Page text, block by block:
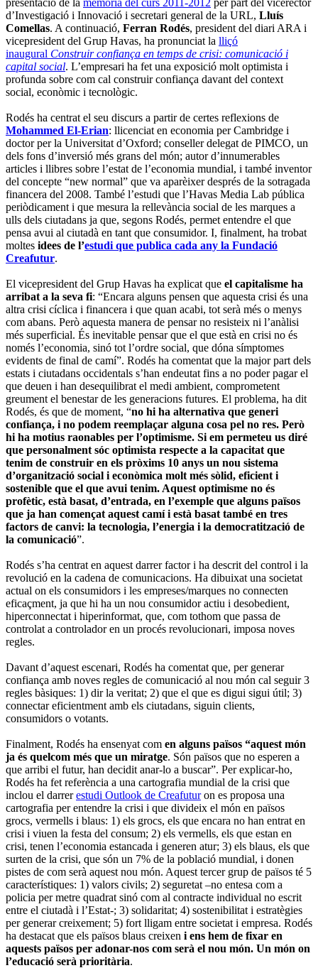
d’Investigació i Innovació i secretari general de la URL, Lluís
Comellas. A continuació, Ferran Rodés, president del diari ARA i
vicepresident del Grup Havas, ha pronunciat la lliçó
inaugural Construir confiança en temps de crisi: comunicació i
capital social. L’empresari ha fet una exposició molt optimista i
profunda sobre com cal construir confiança davant del context
social, econòmic i tecnològic.
Rodés ha centrat el seu discurs a partir de certes reflexions de
Mohammed El-Erian: llicenciat en economia per Cambridge i
doctor per la Universitat d’Oxford; conseller delegat de PIMCO, un
dels fons d’inversió més grans del món; autor d’innumerables
articles i llibres sobre l’estat de l’economia mundial, i també inventor
del concepte “new normal” que va aparèixer després de la sotragada
financera del 2008. També l’estudi que l’Havas Media Lab pública
periòdicament i que mesura la rellevància social de les marques a
ulls dels ciutadans ja que, segons Rodés, permet entendre el que
pensa avui al ciutadà en tant que consumidor. I, finalment, ha trobat
moltes idees de l’estudi que publica cada any la Fundació
Creafutur.
El vicepresident del Grup Havas ha explicat que el capitalisme ha
arribat a la seva fi: “Encara alguns pensen que aquesta crisi és una
altra crisi cíclica i financera i que quan acabi, tot serà més o menys
com abans. Però aquesta manera de pensar no resisteix ni l’anàlisi
més superficial. És inevitable pensar que el que està en crisi no és
només l’economia, sinó tot l’ordre social, que dóna símptomes
evidents de final de camí”. Rodés ha comentat que la major part dels
estats i ciutadans occidentals s’han endeutat fins a no poder pagar el
que deuen i han desequilibrat el medi ambient, comprometent
greument el benestar de les generacions futures. El problema, ha dit
Rodés, és que de moment, “no hi ha alternativa que generi
confiança, i no podem reemplaçar alguna cosa pel no res. Però
hi ha motius raonables per l’optimisme. Si em permeteu us diré
que personalment sóc optimista respecte a la capacitat que
tenim de construir en els pròxims 10 anys un nou sistema
d’organització social i econòmica molt més sòlid, eficient i
sostenible que el que avui tenim. Aquest optimisme no és
profètic, està basat, d’entrada, en l’exemple que alguns països
que ja han començat aquest camí i està basat també en tres
factors de canvi: la tecnologia, l’energia i la democratització de
la comunicació”.
Rodés s’ha centrat en aquest darrer factor i ha descrit del control i la
revolució en la cadena de comunicacions. Ha dibuixat una societat
actual on els consumidors i les empreses/marques no connecten
eficaçment, ja que hi ha un nou consumidor actiu i desobedient,
hiperconnectat i hiperinformat, que, com tothom que passa de
controlat a controlador en un procés revolucionari, imposa noves
regles.
Davant d’aquest escenari, Rodés ha comentat que, per generar
confiança amb noves regles de comunicació al nou món cal seguir 3
regles bàsiques: 1) dir la veritat; 2) que el que es digui sigui útil; 3)
connectar eficientment amb els ciutadans, siguin clients,
consumidors o votants.
Finalment, Rodés ha ensenyat com en alguns països “aquest món
ja és quelcom més que un miratge. Són països que no esperen a
que arribi el futur, han decidit anar-lo a buscar”. Per explicar-ho,
Rodés ha fet referència a una cartografia mundial de la crisi que
inclou el darrerestudi Outlook de Creafuturon es proposa una
cartografia per entendre la crisi i que divideix el món en països
grocs, vermells i blaus: 1) els grocs, els que encara no han entrat en
crisi i viuen la festa del consum; 2) els vermells, els que estan en
crisi, tenen l’economia estancada i generen atur; 3) els blaus, els que
surten de la crisi, que són un 7% de la població mundial, i donen
pistes de com serà aquest nou món. Aquest tercer grup de països té 5
característiques: 1) valors civils; 2) seguretat –no entesa com a
policia per metre quadrat sinó com al contracte individual no escrit
entre el ciutadà i l’Estat-; 3) solidaritat; 4) sostenibilitat i estratègies
per generar creixement; 5) fort lligam entre societat i empresa. Rodés
ha destacat que els països blaus creixen i ens hem de fixar en
aquests països per adonar-nos com serà el nou món. Un món on
l’educació serà prioritària.